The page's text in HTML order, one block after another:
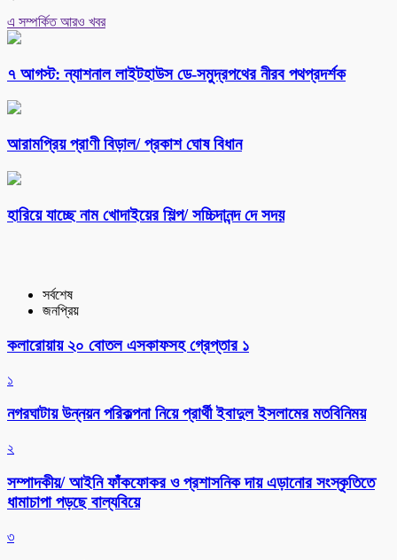
এ সম্পর্কিত আরও খবর
৭ আগস্ট: ন্যাশনাল লাইটহাউস ডে-সমুদ্রপথের নীরব পথপ্রদর্শক
আরামপ্রিয় প্রাণী বিড়াল/ প্রকাশ ঘোষ বিধান
হারিয়ে যাচ্ছে নাম খোদাইয়ের শিল্প/ সচ্চিদানন্দ দে সদয়
সর্বশেষ
জনপ্রিয়
কলারোয়ায় ২০ বোতল এসকাফসহ গ্রেপ্তার ১
১
নগরঘাটায় উন্নয়ন পরিকল্পনা নিয়ে প্রার্থী ইবাদুল ইসলামের মতবিনিময়
২
সম্পাদকীয়/ আইনি ফাঁকফোকর ও প্রশাসনিক দায় এড়ানোর সংস্কৃতিতে
ধামাচাপা পড়ছে বাল্যবিয়ে
৩